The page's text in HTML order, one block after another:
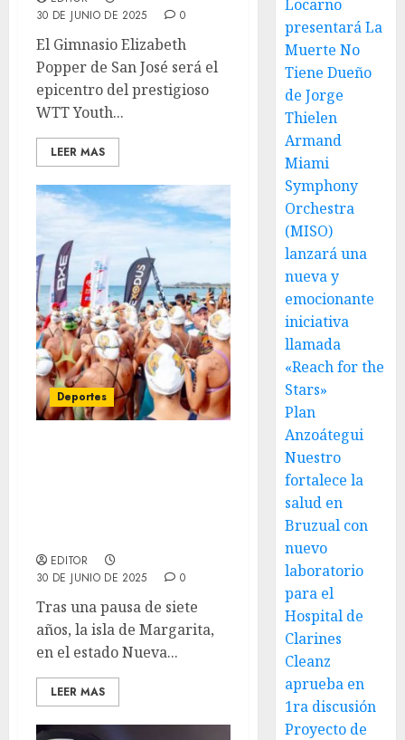
30 DE JUNIO DE 2025
0
El Gimnasio Elizabeth
Popper de San José será el
epicentro del prestigioso
WTT Youth...
LEER MAS
Deportes
EDITOR
30 DE JUNIO DE 2025
0
Tras una pausa de siete
años, la isla de Margarita,
en el estado Nueva...
LEER MAS
Locarno
presentará La
Muerte No
Tiene Dueño
de Jorge
Thielen
Armand
Miami
Symphony
Orchestra
(MISO)
lanzará una
nueva y
emocionante
iniciativa
llamada
«Reach for the
Stars»
Plan
Anzoátegui
Nuestro
fortalece la
salud en
Bruzual con
nuevo
laboratorio
para el
Hospital de
Clarines
Cleanz
aprueba en
1ra discusión
Proyecto de